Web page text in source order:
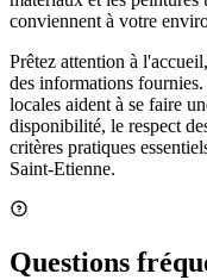
conviennent à votre
Prêtez attention à
des informations
locales aident à se faire
disponibilité, le respect
critères pratiques
Saint-Etienne.
Questions